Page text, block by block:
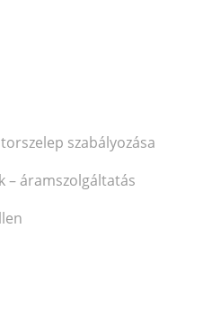
szabályozása
– áramszolgáltatás